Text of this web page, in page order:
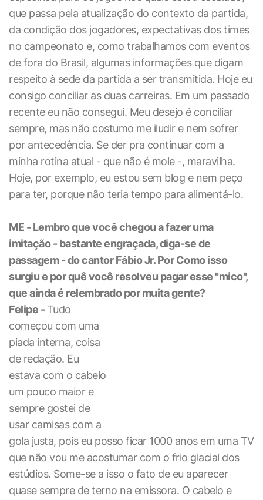
que passa pela atualização do contexto da partida,
da condição dos jogadores, expectativas dos times
no campeonato e, como trabalhamos com eventos
de fora do Brasil, algumas informações que digam
respeito à sede da partida a ser transmitida. Hoje eu
consigo conciliar as duas carreiras. Em um passado
recente eu não consegui. Meu desejo é conciliar
sempre, mas não costumo me iludir e nem sofrer
por antecedência. Se der pra continuar com a
minha rotina atual - que não é mole -, maravilha.
Hoje, por exemplo, eu estou sem blog e nem peço
para ter, porque não teria tempo para alimentá-lo.
ME - Lembro que você chegou a fazer uma
imitação - bastante engraçada, diga-se de
passagem - do cantor Fábio Jr. Por Como isso
surgiu e por quê você resolveu pagar esse "mico",
que ainda é relembrado por muita gente?
Felipe -Tudo
começou com uma
piada interna, coisa
de redação. Eu
estava com o cabelo
um pouco maior e
sempre gostei de
usar camisas com a
gola justa, pois eu posso ficar 1000 anos em uma TV
que não vou me acostumar com o frio glacial dos
estúdios. Some-se a isso o fato de eu aparecer
quase sempre de terno na emissora. O cabelo e